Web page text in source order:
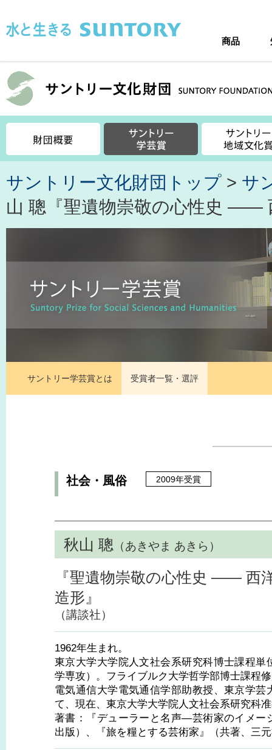
商品
サントリー文化財団トップ > サ
山 聰『聖遺物崇敬の心性史 ――
サントリー学芸賞とは 受賞者一覧・選評
社会・風俗 2009年受賞
秋山 聰 （あきやま あきら）
『聖遺物崇敬の心性史 ―― 西
造形』
（講談社）
1962年生まれ。
東京大学大学院人文社会系研究科博士課程単
学専攻）。フライブルク大学哲学部博士課程
電気通信大学電気通信学部助教授、東京学芸
て、現在、東京大学大学院人文社会系研究科
著書：『デューラーと名声―芸術家のイメー
出版）、『旅を糧とする芸術家』（共著、三